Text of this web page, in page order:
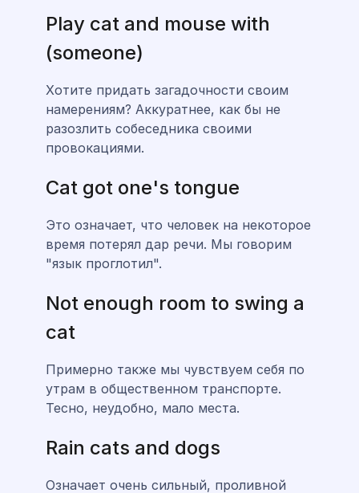
Play cat and mouse with
(someone)
Хотите придать загадочности своим
намерениям? Аккуратнее, как бы не
разозлить собеседника своими
провокациями.
Cat got one's tongue
Это означает, что человек на некоторое
время потерял дар речи. Мы говорим
"язык проглотил".
Not enough room to swing a
cat
Примерно также мы чувствуем себя по
утрам в общественном транспорте.
Тесно, неудобно, мало места.
Rain cats and dogs
Означает очень сильный, проливной